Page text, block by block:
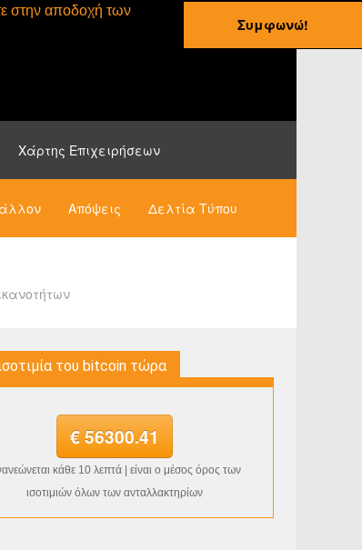
στην αποδοχή των
Συμφωνώ!
Χάρτης Επιχειρήσεων
Απόψεις Δελτία Τύπου
του bitcoin τώρα
€ 56300.41
κάθε 10 λεπτά | είναι ο μέσος όρος των
ισοτιμιών όλων των ανταλλακτηρίων